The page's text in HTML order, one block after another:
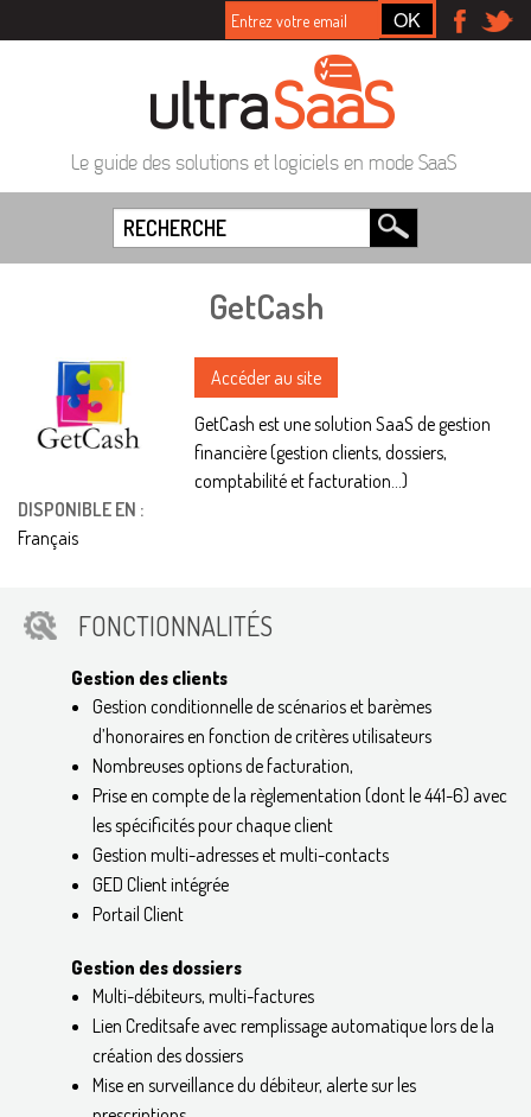
Le guide des solutions et logiciels en mode SaaS
GetCash
Accéder au site
GetCash est une solution SaaS de gestion
financière (gestion clients, dossiers,
comptabilité et facturation...)
DISPONIBLE EN :
Français
FONCTIONNALITÉS
Gestion des clients
Gestion conditionnelle de scénarios et barèmes
d’honoraires en fonction de critères utilisateurs
Nombreuses options de facturation,
Prise en compte de la règlementation (dont le 441-6) avec
les spécificités pour chaque client
Gestion multi-adresses et multi-contacts
GED Client intégrée
Portail Client
Gestion des dossiers
Multi-débiteurs, multi-factures
Lien Creditsafe avec remplissage automatique lors de la
création des dossiers
Mise en surveillance du débiteur, alerte sur les